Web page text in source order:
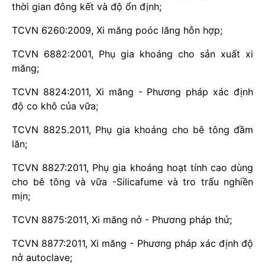
thời gian đông kết và độ ổn định;
TCVN 6260:2009, Xi măng poóc lăng hỗn hợp;
TCVN 6882:2001, Phụ gia khoáng cho sản xuất xi
măng;
TCVN 8824:2011, Xi măng - Phương pháp xác định
độ co khô của vữa;
TCVN 8825.2011, Phụ gia khoáng cho bê tông đầm
lăn;
TCVN 8827:2011, Phụ gia khoáng hoạt tính cao dùng
cho bê tông và vữa -Silicafume và tro trấu nghiền
mịn;
TCVN 8875:2011, Xi măng nở - Phương pháp thử;
TCVN 8877:2011, Xi măng - Phương pháp xác định độ
nở autoclave;